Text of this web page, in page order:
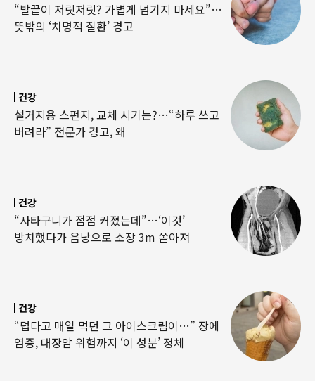
“발끝이 저릿저릿? 가볍게 넘기지 마세요”…
뜻밖의 ‘치명적 질환’ 경고
건강
설거지용 스펀지, 교체 시기는?…“하루 쓰고
버려라” 전문가 경고, 왜
건강
“사타구니가 점점 커졌는데”…‘이것’
방치했다가 음낭으로 소장 3m 쏟아져
건강
“덥다고 매일 먹던 그 아이스크림이…” 장에
염증, 대장암 위험까지 ‘이 성분’ 정체